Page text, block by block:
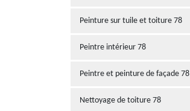
Peinture sur tuile et toiture 78
Peintre intérieur 78
Peintre et peinture de façade 78
Nettoyage de toiture 78